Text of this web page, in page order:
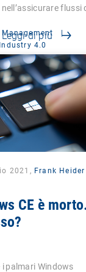
nell’assicurare flussi
Leggi di più
|
4.0
2021, Frank Heider
CE è
i palmari Windows